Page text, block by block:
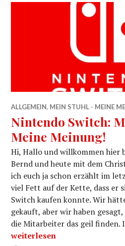
ALLGEMEIN, MEIN STUHL - MEINE
Nintendo Switch:
Meine Meinung!
Hi, Hallo und willkommen hier
Bernd und heute mit dem
ich euch ja schon erzählt im
viel Fett auf der Kette, dass er
Switch kaufen konnte. Wir
gekauft, aber wir haben
die Mitarbeiter das geil finden.
Nintendo Switch: Mein Stuhl
weiterlesen